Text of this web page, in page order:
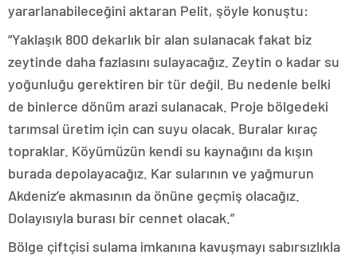
yararlanabileceğini aktaran Pelit, şöyle konuştu:
“Yaklaşık 800 dekarlık bir alan sulanacak fakat biz
zeytinde daha fazlasını sulayacağız. Zeytin o kadar su
yoğunluğu gerektiren bir tür değil. Bu nedenle belki
de binlerce dönüm arazi sulanacak. Proje bölgedeki
tarımsal üretim için can suyu olacak. Buralar kıraç
topraklar. Köyümüzün kendi su kaynağını da kışın
burada depolayacağız. Kar sularının ve yağmurun
Akdeniz’e akmasının da önüne geçmiş olacağız.
Dolayısıyla burası bir cennet olacak.”
Bölge çiftçisi sulama imkanına kavuşmayı sabırsızlıkla